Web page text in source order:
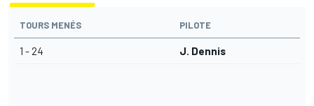
TOURS MENÉS PILOTE
1 - 24 J. Dennis